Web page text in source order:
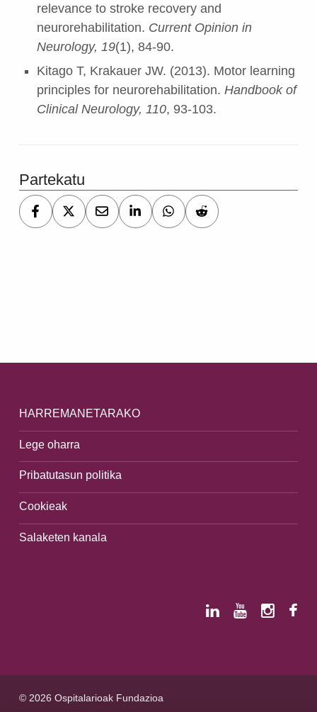
relevance to stroke recovery and
neurorehabilitation. Current Opinion in
Neurology, 19(1), 84-90.
Kitago T, Krakauer JW. (2013). Motor learning
principles for neurorehabilitation. Handbook of
Clinical Neurology, 110, 93-103.
Partekatu
HARREMANETARAKO
Lege oharra
Pribatutasun politika
Cookieak
Salaketen kanala
© 2026 Ospitalarioak Fundazioa